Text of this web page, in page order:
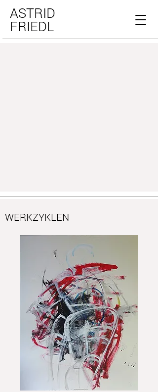
ASTRID
FRIEDL
WERKZYKLEN